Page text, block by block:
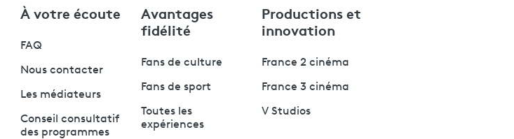
À votre écoute
FAQ
Nous contacter
Les médiateurs
Conseil consultatif
des programmes
Avantages
fidélité
Fans de culture
Fans de sport
Toutes les
expériences
Productions et
innovation
France 2 cinéma
France 3 cinéma
V Studios